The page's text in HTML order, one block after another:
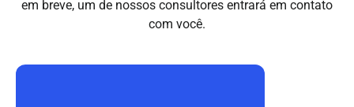
em breve, um de nossos consultores entrará em contato
com você.